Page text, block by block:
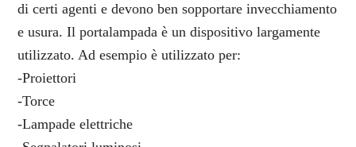
di certi agenti e devono ben sopportare invecchiamento
e usura. Il portalampada è un dispositivo largamente
utilizzato. Ad esempio è utilizzato per:
-Proiettori
-Torce
-Lampade elettriche